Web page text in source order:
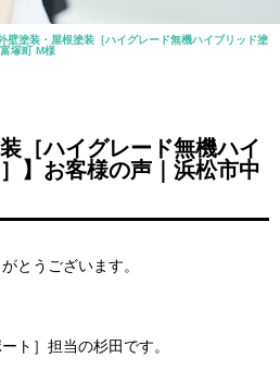
外壁塗装・屋根塗装［ハイグレード無機ハイブリッド塗
塚町 M様
［ハイグレード無機ハイ
】お客様の声｜浜松市中
とうございます。
ト］担当の杉田です。